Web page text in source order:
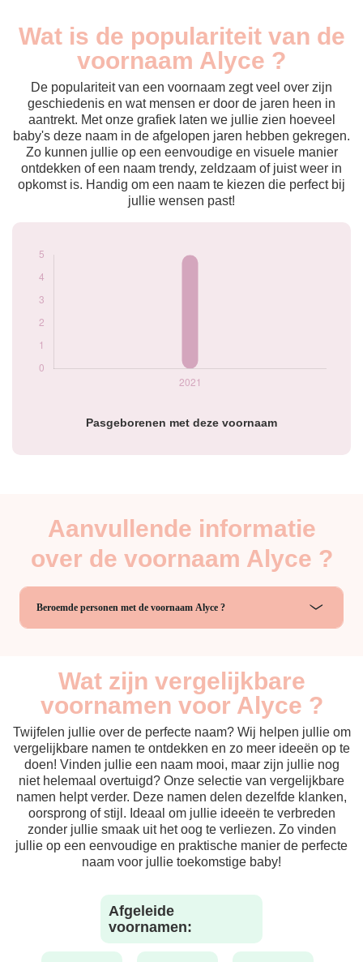
Wat is de populariteit van de
voornaam Alyce ?
De populariteit van een voornaam zegt veel over zijn
geschiedenis en wat mensen er door de jaren heen in
aantrekt. Met onze grafiek laten we jullie zien hoeveel
baby's deze naam in de afgelopen jaren hebben gekregen.
Zo kunnen jullie op een eenvoudige en visuele manier
ontdekken of een naam trendy, zeldzaam of juist weer in
opkomst is. Handig om een naam te kiezen die perfect bij
jullie wensen past!
Pasgeborenen met deze voornaam
Popularité du
prénom Alyce par
année
Année
Nouveaux-
nés
Aanvullende informatie
over de voornaam Alyce ?
Beroemde personen met de voornaam Alyce ?
Wat zijn vergelijkbare
voornamen voor Alyce ?
Twijfelen jullie over de perfecte naam? Wij helpen jullie om
vergelijkbare namen te ontdekken en zo meer ideeën op te
doen! Vinden jullie een naam mooi, maar zijn jullie nog
niet helemaal overtuigd? Onze selectie van vergelijkbare
namen helpt verder. Deze namen delen dezelfde klanken,
oorsprong of stijl. Ideaal om jullie ideeën te verbreden
zonder jullie smaak uit het oog te verliezen. Zo vinden
jullie op een eenvoudige en praktische manier de perfecte
naam voor jullie toekomstige baby!
Afgeleide
voornamen: